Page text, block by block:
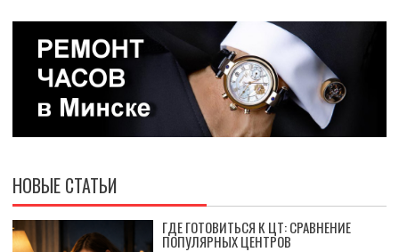
НОВЫЕ СТАТЬИ
ГДЕ ГОТОВИТЬСЯ К ЦТ: СРАВНЕНИЕ
ПОПУЛЯРНЫХ ЦЕНТРОВ